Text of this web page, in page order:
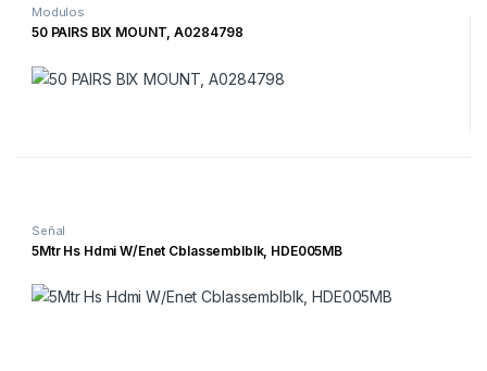
Modulos
50 PAIRS BIX MOUNT, A0284798
Señal
5Mtr Hs Hdmi W/Enet Cblassemblblk, HDE005MB